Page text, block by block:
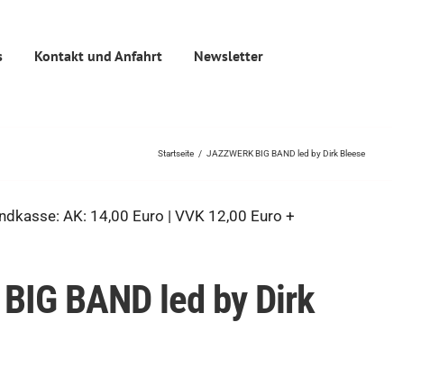
Kontakt und Anfahrt Newsletter
Startseite / JAZZWERK BIG BAND led by Dirk Bleese
AK: 14,00 Euro | VVK 12,00 Euro +
BAND led by Dirk